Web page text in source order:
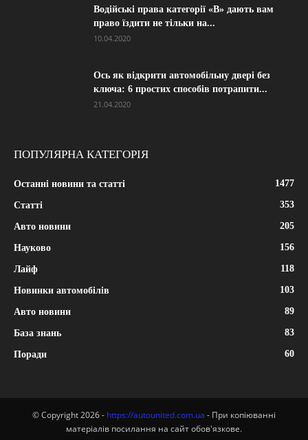
Водійські права категорії «B» дають вам
право їздити не тільки на...
10.04.2020
Ось як відкрити автомобільну двері без
ключа: 6 простих способів потрапити...
21.04.2020
ПОПУЛЯРНА КАТЕГОРІЯ
Останні новини та статті 1477
Статті 353
Авто новини 205
Науково 156
Лайф 118
Новинки автомобілів 103
Авто новини 89
База знань 83
Поради 60
© Copyright 2026 - https://autounited.com.ua - При копіюванні
матеріалів посилання на сайт обов'язкове.